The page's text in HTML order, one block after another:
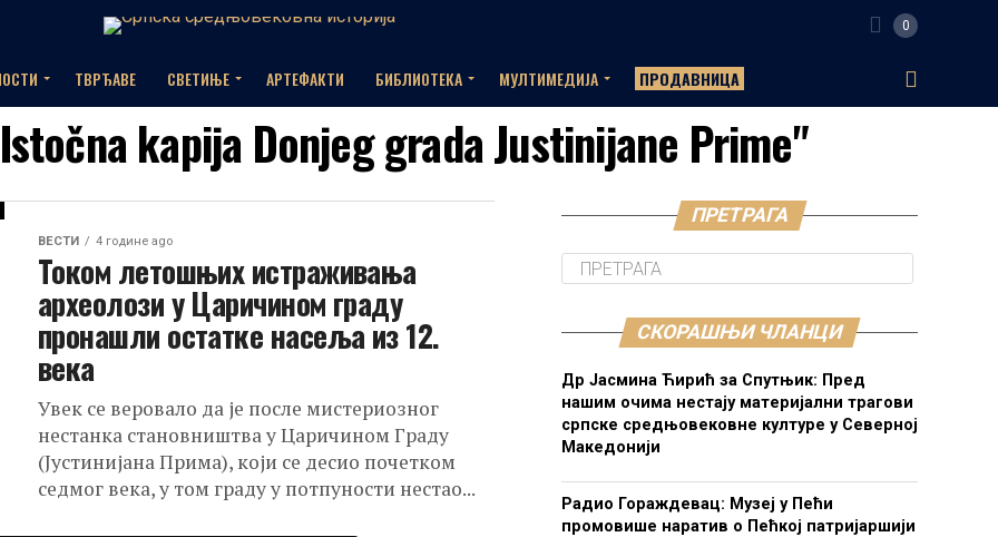
0
ТВРЂАВЕ СВЕТИЊЕ АРТЕФАКТИ БИБЛИОТЕКА МУЛТИМЕДИЈА ПРОДАВНИЦА
kapija Donjeg grada Justinijane Prime"
ВЕСТИ 4 године ago
Током летошњих истраживања
археолози у Царичином граду
пронашли остатке насеља из 12.
века
Увек се веровало да је после мистериозног
нестанка становништва у Царичином Граду
(Јустинијана Прима), који се десио почетком
седмог века, у том граду у потпуности нестао...
ПРЕТРАГА
СКОРАШЊИ ЧЛАНЦИ
Др Јасмина Ћирић за Спутњик: Пред
нашим очима нестају материјални трагови
српске средњовековне културе у Северној
Македонији
Радио Гораждевац: Музеј у Пећи
промовише наратив о Пећкој патријаршији